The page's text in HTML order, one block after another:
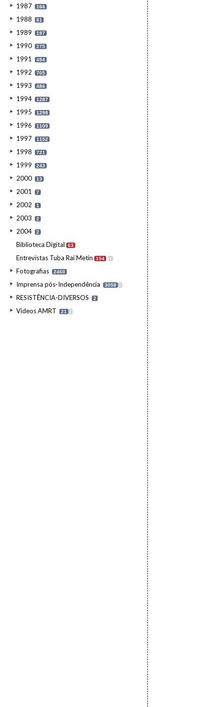
1987 166
1988 81
1989 197
1990 275
1991 494
1992 705
1993 486
1994 1287
1995 1298
1996 1109
1997 1152
1998 721
1999 243
2000 13
2001 7
2002 1
2003 2
2004 2
Biblioteca Digital 63
Entrevistas Tuba Rai Metin 154 I
Fotografias 2460
Imprensa pós-Independência 3058 I
RESISTÊNCIA-DIVERSOS 2
Videos AMRT 21 I